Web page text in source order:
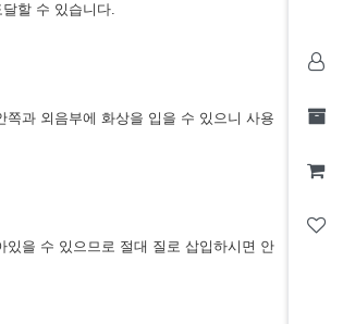
할 수 있습니다.
과 외음부에 화상을 입을 수 있으니 사용
을 수 있으므로 절대 질로 삽입하시면 안